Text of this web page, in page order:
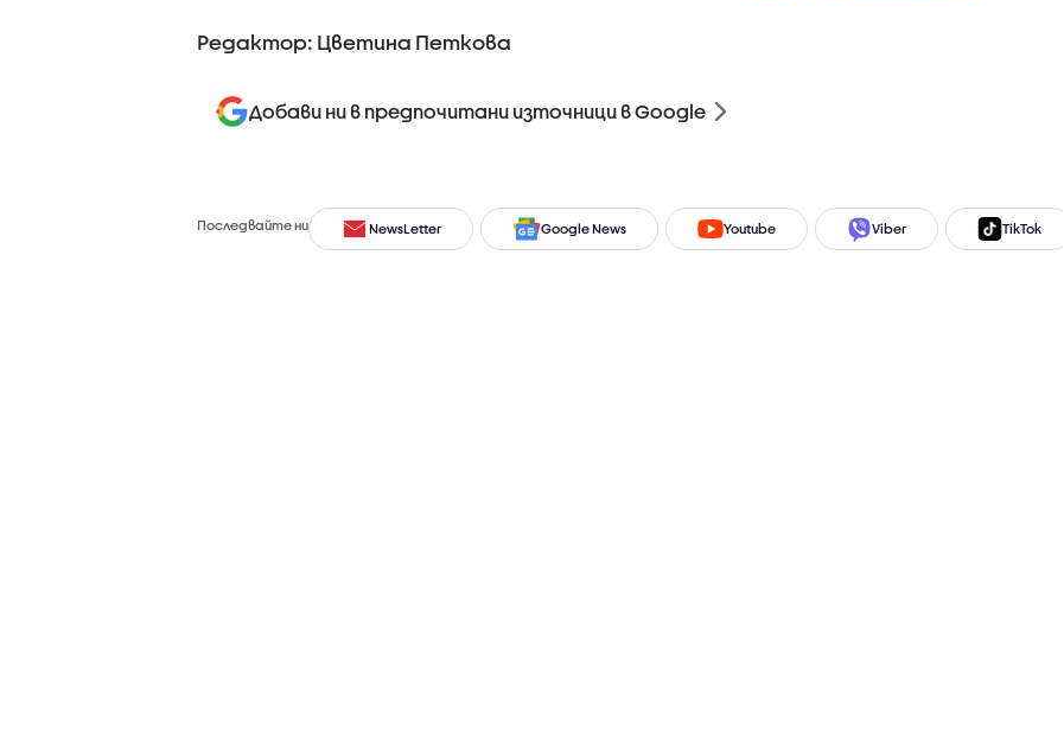
Редактор: Цветина Петкова
Добави ни в предпочитани източници в Google
Последвайте ни NewsLetter Google News Youtube Viber TikTok